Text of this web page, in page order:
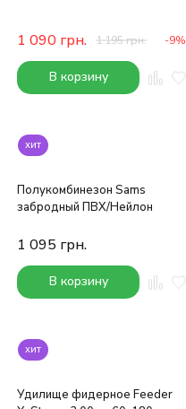
1 090 грн. 1 195грн. -9%
В корзину
хит
Полукомбинезон Sams
забродный ПВХ/Нейлон
1 095 грн.
В корзину
хит
Удилище фидерное Feeder